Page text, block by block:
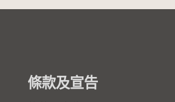
條款及宣告